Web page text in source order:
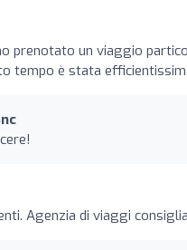
prenotato un viaggio
tempo è stata
Agenzia di viaggi